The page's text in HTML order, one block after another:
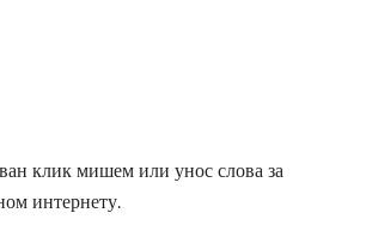
клик мишем или унос слова за
интернету.